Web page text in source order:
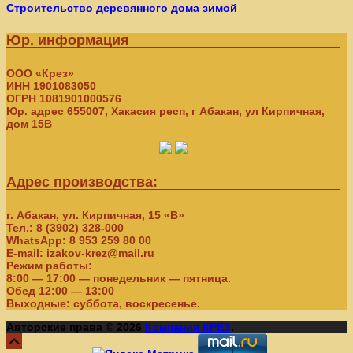
Строительство деревянного дома зимой
Юр. информация
ООО «Крез»
ИНН 1901083050
ОГРН 1081901000576
Юр. адрес 655007, Хакасия респ, г Абакан, ул Кирпичная,
дом 15В
Адрес производства:
г. Абакан, ул. Кирпичная, 15 «В»
Тел.: 8 (3902) 328-000
WhatsApp: 8 953 259 80 00
E-mail: izakov-krez@mail.ru
Режим работы:
8:00 — 17:00 — понедельник — пятница.
Обед 12:00 — 13:00
Выходные: суббота, воскресенье.
Авторские права © 2026 Компания КРЕЗ.